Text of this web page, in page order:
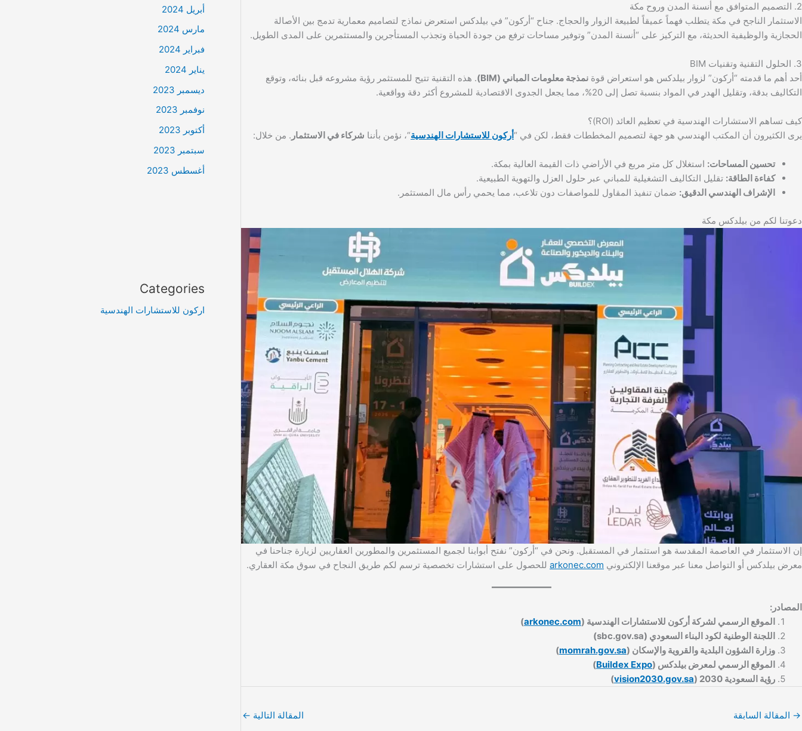
2. التصميم المتوافق مع أنسنة المدن وروح مكة
الاستثمار الناجح في مكة يتطلب فهماً عميقاً لطبيعة الزوار والحجاج. جناح “أركون” في بيلدكس استعرض نماذج لتصاميم معمارية تدمج بين الأصالة
الحجازية والوظيفية الحديثة، مع التركيز على “أنسنة المدن” وتوفير مساحات ترفع من جودة الحياة وتجذب المستأجرين والمستثمرين على المدى الطويل.
3. الحلول التقنية وتقنيات BIM
أحد أهم ما قدمته “أركون” لزوار بيلدكس هو استعراض قوة نمذجة معلومات المباني (BIM)
. هذه التقنية تتيح للمستثمر رؤية مشروعه قبل بنائه، وتوقع
التكاليف بدقة، وتقليل الهدر في المواد بنسبة تصل إلى 20%، مما يجعل الجدوى الاقتصادية للمشروع أكثر دقة وواقعية.
كيف تساهم الاستشارات الهندسية في تعظيم العائد (ROI)؟
يرى الكثيرون أن المكتب الهندسي هو جهة لتصميم المخططات فقط، لكن في “أركون للاستشارات الهندسية“، نؤمن بأننا شركاء في الاستثمار . من خلال:
تحسين المساحات: استغلال كل متر مربع في الأراضي ذات القيمة العالية بمكة.
كفاءة الطاقة: تقليل التكاليف التشغيلية للمباني عبر حلول العزل والتهوية الطبيعية.
الإشراف الهندسي الدقيق: ضمان تنفيذ المقاول للمواصفات دون تلاعب، مما يحمي رأس مال المستثمر.
دعوتنا لكم من بيلدكس مكة
إن الاستثمار في العاصمة المقدسة هو استثمار في المستقبل. ونحن في “أركون” نفتح أبوابنا لجميع المستثمرين والمطورين العقاريين لزيارة جناحنا في
معرض بيلدكس أو التواصل معنا عبر موقعنا الإلكتروني arkonec.com للحصول على استشارات تخصصية ترسم لكم طريق النجاح في سوق مكة العقاري.
المصادر:
الموقع الرسمي لشركة أركون للاستشارات الهندسية (arkonec.com
)
اللجنة الوطنية لكود البناء السعودي (sbc.gov.sa)
وزارة الشؤون البلدية والقروية والإسكان (momrah.gov.sa
)
الموقع الرسمي لمعرض بيلدكس (Buildex Expo
)
رؤية السعودية 2030 (
vision2030.gov.sa
)
→ المقالة السابقة المقالة التالية ←
أبريل 2024
مارس 2024
فبراير 2024
يناير 2024
ديسمبر 2023
نوفمبر 2023
أكتوبر 2023
سبتمبر 2023
أغسطس 2023
Categories
اركون للاستشارات الهندسية